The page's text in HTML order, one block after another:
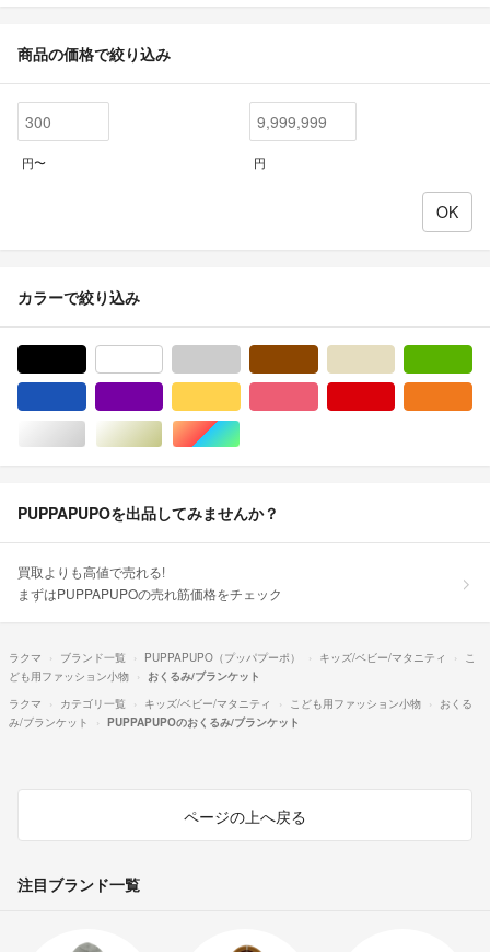
商品の価格で絞り込み
円〜 円
カラーで絞り込み
シルバー/銀色系ゴールド/金色系マルチカラー
PUPPAPUPOを出品してみませんか？
買取よりも高値で売れる!
まずはPUPPAPUPOの売れ筋価格をチェック
ラクマ ブランド一覧 PUPPAPUPO（プッパプーポ） キッズ/ベビー/マタニティ
こ
ども用ファッション小物
おくるみ/ブランケット
ラクマ
カテゴリ一覧 キッズ/ベビー/マタニティ こども用ファッション小物
おくる
み/ブランケット
PUPPAPUPOのおくるみ/ブランケット
ページの上へ戻る
注目ブランド一覧